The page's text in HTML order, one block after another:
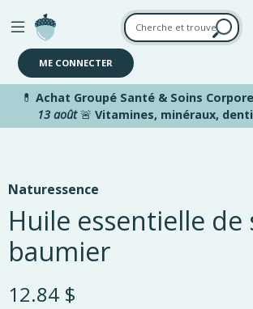
Aller au contenu principal
ME CONNECTER
💊 Achat Groupé Santé & Soins
13 août🚨 Vitamines, minéraux,
Naturessence
Huile essentielle de
baumier
12.84 $